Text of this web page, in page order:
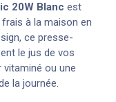
20W Blanc est
à la maison en
ce presse-
le jus de vos
ou une
la journée.